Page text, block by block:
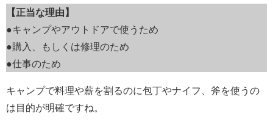
【正当な理由】
●キャンプやアウトドアで使うため
●購入、もしくは修理のため
●仕事のため
キャンプで料理や薪を割るのに包丁やナイフ、斧を使うの
は目的が明確ですね。